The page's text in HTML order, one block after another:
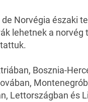
Norvégia északi
lehetnek a norvég
Bosznia-
Lettországban és